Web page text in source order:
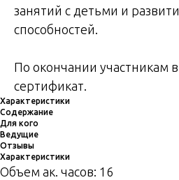
занятий с детьми и
способностей.
По окончании участникам
сертификат.
Характеристики
Содержание
Для кого
Ведущие
Отзывы
Характеристики
Объем ак. часов: 16